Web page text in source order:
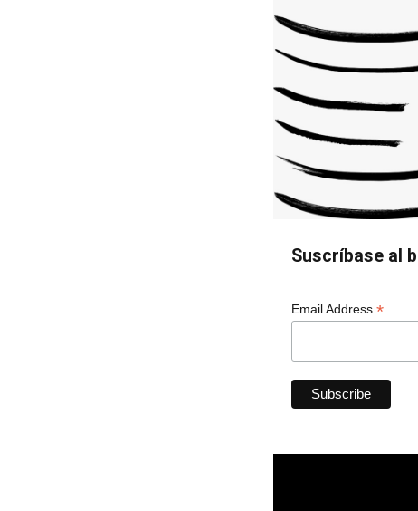
Suscríbase al
Email Address *